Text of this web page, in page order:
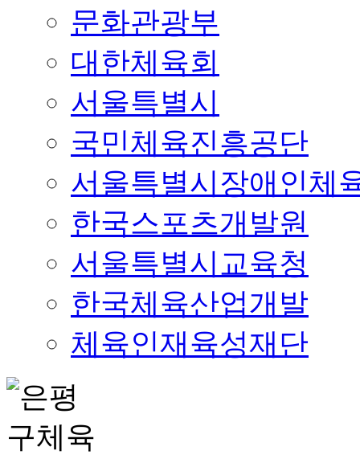
문화관광부
대한체육회
서울특별시
국민체육진흥공단
서울특별시장애인체
한국스포츠개발원
서울특별시교육청
한국체육산업개발
체육인재육성재단